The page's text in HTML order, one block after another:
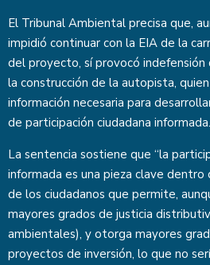
El Tribunal Ambiental precisa que,
impidió continuar con la EIA de la
del proyecto, sí provocó indefensión
la construcción de la autopista,
información necesaria para
de participación ciudadana informada.
La sentencia sostiene que “la
informada es una pieza clave dentro
de los ciudadanos que permite,
mayores grados de justicia
ambientales), y otorga mayores
proyectos de inversión, lo que no